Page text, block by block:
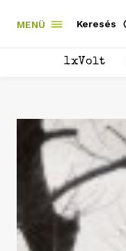
MENÜ Keresés
1xVolt